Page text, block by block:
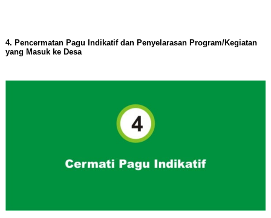
4. Pencermatan Pagu Indikatif dan Penyelarasan Program/Kegiatan
yang Masuk ke Desa